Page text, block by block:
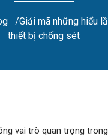
/Giải mã những hiểu
thiết bị chống sét
vai trò quan trọng